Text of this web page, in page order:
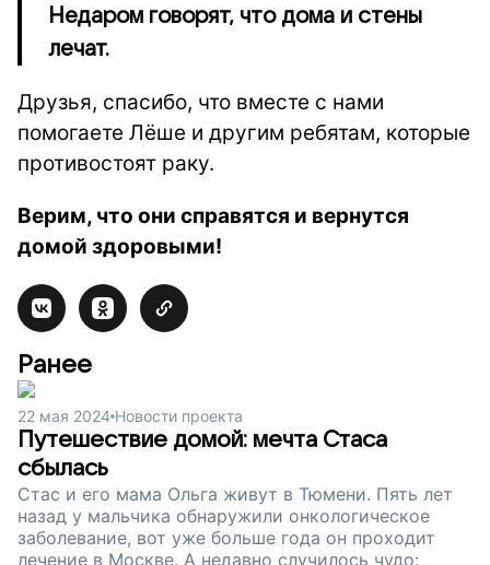
Недаром говорят, что дома и стены
лечат.
Друзья, спасибо, что вместе с нами
помогаете Лёше и другим ребятам, которые
противостоят раку.
Верим, что они справятся и вернутся
домой здоровыми!
Ранее
22 мая 2024 Новости проекта
Путешествие домой: мечта Стаса
сбылась
Стас и его мама Ольга живут в Тюмени. Пять лет
назад у мальчика обнаружили онкологическое
заболевание, вот уже больше года он проходит
лечение в Москве. А недавно случилось чудо: